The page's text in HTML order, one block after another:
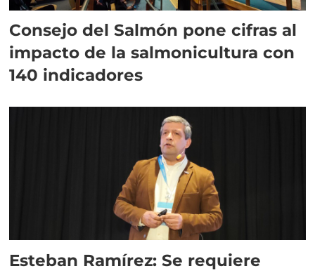
Consejo del Salmón pone cifras al
impacto de la salmonicultura con
140 indicadores
Esteban Ramírez: Se requiere